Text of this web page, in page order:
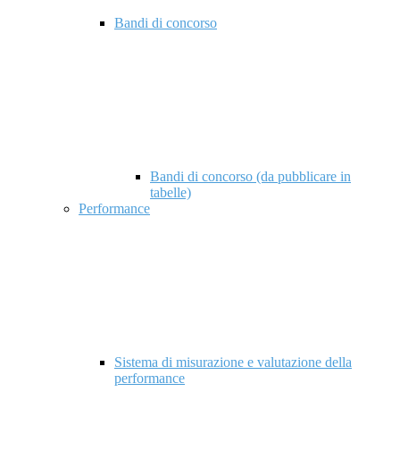
Bandi di concorso
Bandi di concorso (da pubblicare in
tabelle)
Performance
Sistema di misurazione e valutazione della
performance